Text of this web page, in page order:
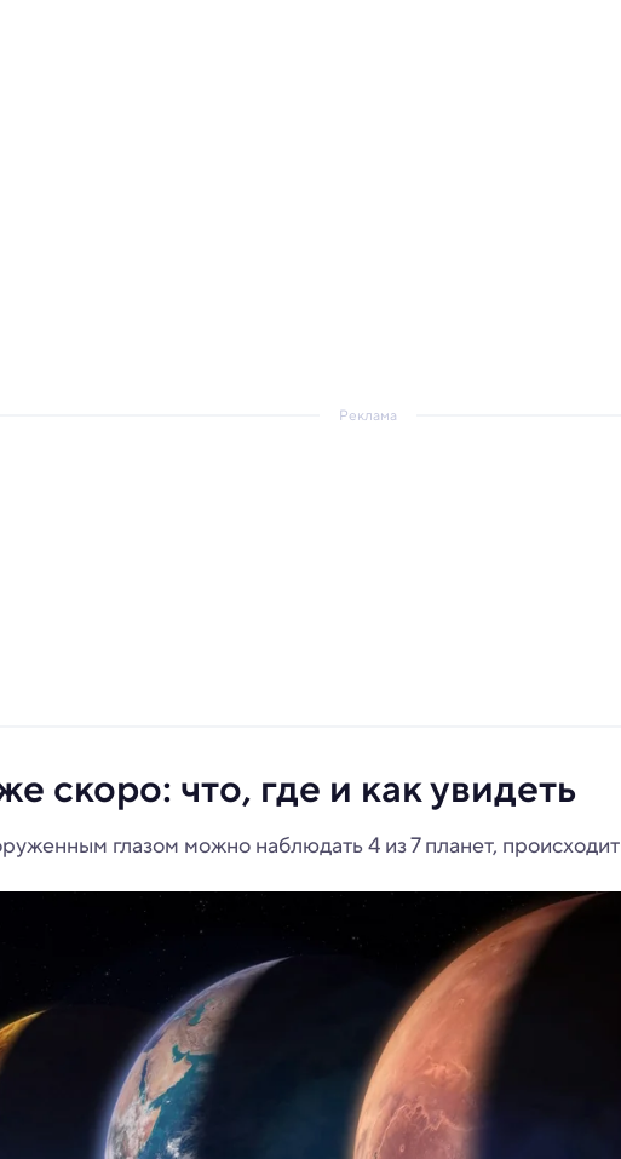
Реклама
скоро: что, где и как увидеть
глазом можно наблюдать 4 из 7 планет, происходит